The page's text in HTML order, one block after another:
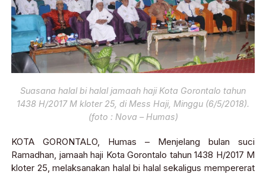
Suasana halal bi halal jamaah haji Kota Gorontalo tahun
1438 H/2017 M kloter 25, di Mess Haji, Minggu (6/5/2018).
(foto : Nova – Humas)
KOTA GORONTALO, Humas – Menjelang bulan suci
Ramadhan, jamaah haji Kota Gorontalo tahun 1438 H/2017 M
kloter 25, melaksanakan halal bi halal sekaligus mempererat